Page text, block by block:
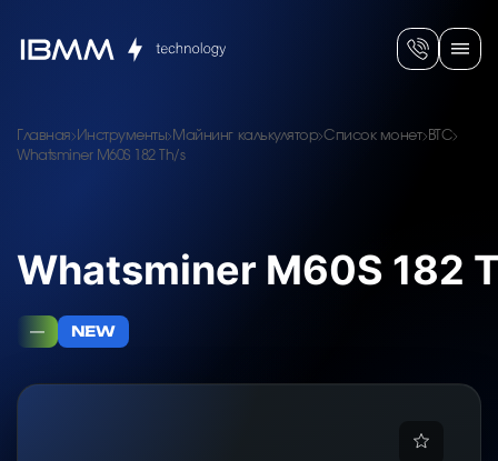
Главная Инструменты Майнинг калькулятор Список монет BTC
Whatsminer M60S 182 Th/s
Whatsminer M60S 182
— NEW